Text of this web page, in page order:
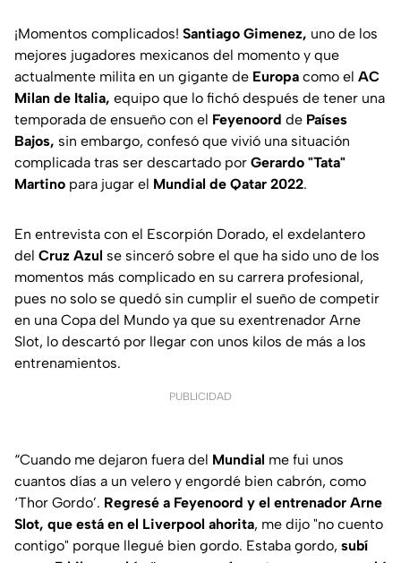
¡Momentos complicados! Santiago Gimenez, uno de los
mejores jugadores mexicanos del momento y que
actualmente milita en un gigante de Europa como el AC
Milan de Italia, equipo que lo fichó después de tener una
temporada de ensueño con el Feyenoord de Países
Bajos, sin embargo, confesó que vivió una situación
complicada tras ser descartado por Gerardo "Tata"
Martino para jugar el Mundial de Qatar 2022.
En entrevista con el Escorpión Dorado, el exdelantero
del Cruz Azul se sinceró sobre el que ha sido uno de los
momentos más complicado en su carrera profesional,
pues no solo se quedó sin cumplir el sueño de competir
en una Copa del Mundo ya que su exentrenador Arne
Slot, lo descartó por llegar con unos kilos de más a los
entrenamientos.
PUBLICIDAD
“Cuando me dejaron fuera del Mundial me fui unos
cuantos días a un velero y engordé bien cabrón, como
‘Thor Gordo’. Regresé a Feyenoord y el entrenador Arne
Slot, que está en el Liverpool ahorita, me dijo "no cuento
contigo" porque llegué bien gordo. Estaba gordo, subí